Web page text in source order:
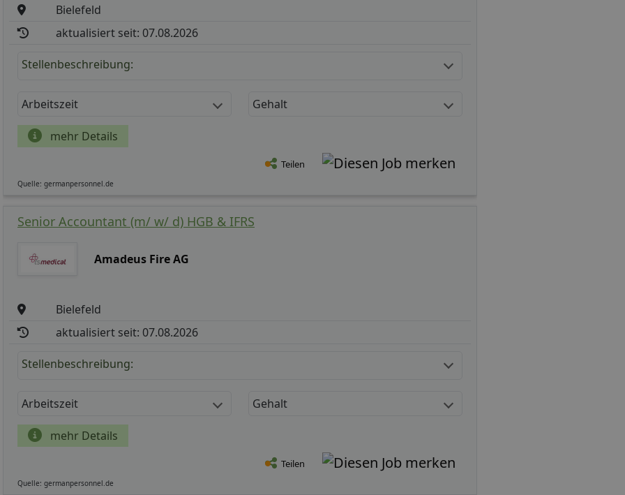
Bielefeld
aktualisiert seit: 07.08.2026
Stellenbeschreibung:
Arbeitszeit Gehalt
mehr Details
Teilen
Quelle: germanpersonnel.de
Senior Accountant (m/ w/ d) HGB & IFRS
Amadeus Fire AG
Bielefeld
aktualisiert seit: 07.08.2026
Stellenbeschreibung:
Arbeitszeit Gehalt
mehr Details
Teilen
Quelle: germanpersonnel.de